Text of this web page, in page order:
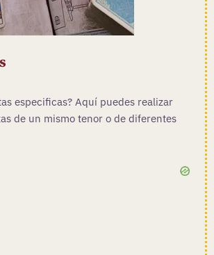
especificas? Aquí puedes realizar
de un mismo tenor o de diferentes